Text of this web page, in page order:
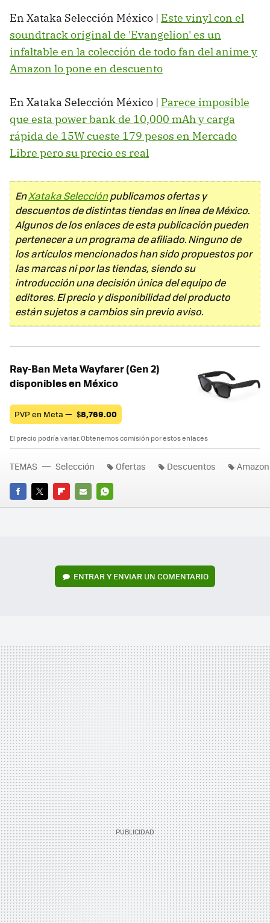
En Xataka Selección México | Este vinyl con el
soundtrack original de 'Evangelion' es un
infaltable en la colección de todo fan del anime y
Amazon lo pone en descuento
En Xataka Selección México | Parece imposible
que esta power bank de 10,000 mAh y carga
rápida de 15W cueste 179 pesos en Mercado
Libre pero su precio es real
EnXataka Selecciónpublicamos ofertas y
descuentos de distintas tiendas en línea de México.
Algunos de los enlaces de esta publicación pueden
pertenecer a un programa de afiliado. Ninguno de
los artículos mencionados han sido propuestos por
las marcas ni por las tiendas, siendo su
introducción una decisión única del equipo de
editores. El precio y disponibilidad del producto
están sujetos a cambios sin previo aviso.
Ray-Ban Meta Wayfarer (Gen 2)
disponibles en México
PVP en Meta — $8,769.00
El precio podría variar. Obtenemos comisión por estos enlaces
FACEBOOK
TWITTERFLIPBOARD
E-
WHATSAPP
TEMAS Selección Ofertas Descuentos
ENTRAR Y ENVIAR UN COMENTARIO